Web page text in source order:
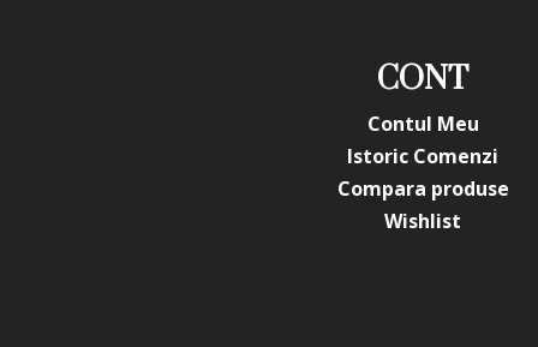
CONT
Contul Meu
Istoric Comenzi
Compara produse
Wishlist